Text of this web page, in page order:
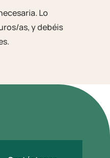
Lo
as, y debéis
.